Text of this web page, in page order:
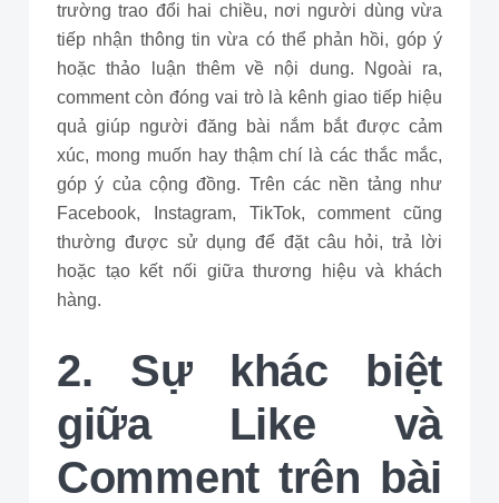
trường trao đổi hai chiều, nơi người dùng vừa
tiếp nhận thông tin vừa có thể phản hồi, góp ý
hoặc thảo luận thêm về nội dung. Ngoài ra,
comment còn đóng vai trò là kênh giao tiếp hiệu
quả giúp người đăng bài nắm bắt được cảm
xúc, mong muốn hay thậm chí là các thắc mắc,
góp ý của cộng đồng. Trên các nền tảng như
Facebook, Instagram, TikTok, comment cũng
thường được sử dụng để đặt câu hỏi, trả lời
hoặc tạo kết nối giữa thương hiệu và khách
hàng.
2. Sự khác biệt
giữa Like và
Comment trên bài